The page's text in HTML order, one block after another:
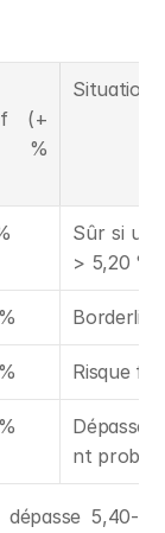
(+
%
Situation
Sûr si
> 5,20 %
Borderline
Risque
nt
5,40-